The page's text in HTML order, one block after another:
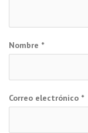
Nombre *
Correo electrónico *